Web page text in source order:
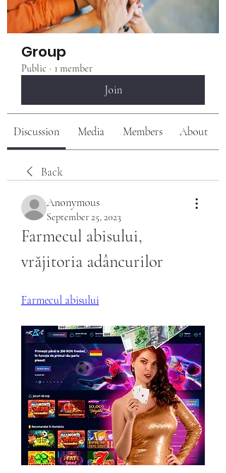
Group
Public · 1 member
Join
Discussion Media Members About
Back
Anonymous
September 25, 2023
Farmecul abisului,
vrăjitoria adâncurilor
Farmecul abisului